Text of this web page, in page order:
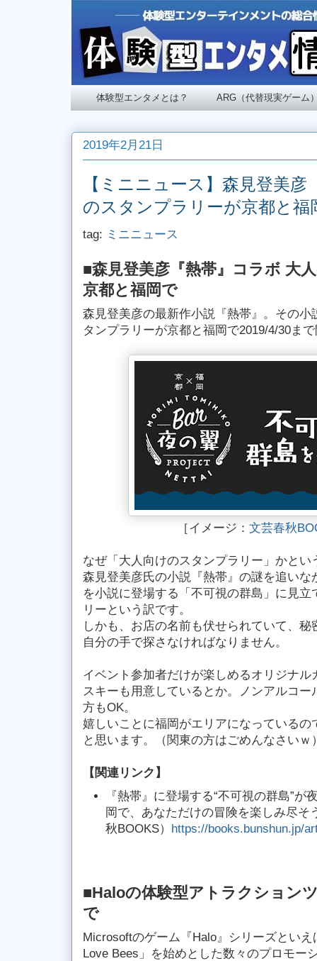
体験型エンタメとは？ ARG（代替現実ゲーム
2019年2月21日
【ミニニュース】森見登美
のスタンプラリーが京都と福
tag: ミニニュース
■森見登美彦『熱帯』コラボ 大
京都と福岡で
森見登美彦の最新作小説『熱帯』。その
タンプラリーが京都と福岡で2019/4/30ま
［イメージ： 文芸春秋
なぜ「大人向けのスタンプラリー」かと
森見登美彦氏の小説『熱帯』の謎を追い
を小説に登場する「不可視の群島」に見
リーという訳です。
しかも、お店の名前も伏せられていて、
自分の手で探さなければなりません。
イベント参加者だけが楽しめるオリジナ
スキーも用意しているとか。ノンアルコ
方もOK。
嬉しいことに福岡がエリアになっている
と思います。（関東の方はごめんなさいｗ
【関連リンク】
『熱帯』に登場する“不可視の群島”が
岡で、あなただけの冒険を楽しみ尽そ
秋BOOKS） https://books.bunshun.jp/
■Haloの体験型アトラクション
で
Microsoftのゲーム『Halo』シリーズとい
Love Bees」を始めとした数々のプロモー